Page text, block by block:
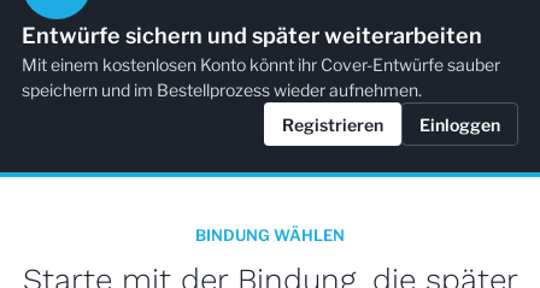
Entwürfe sichern und später weiterarbeiten
Mit einem kostenlosen Konto könnt ihr Cover-Entwürfe sauber
speichern und im Bestellprozess wieder aufnehmen.
Registrieren
Einloggen
BINDUNG WÄHLEN
Starte mit der Bindung, die später